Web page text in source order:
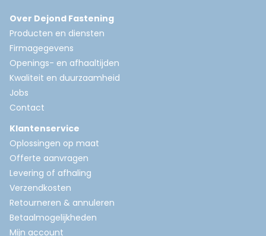
Over Dejond Fastening
Producten en diensten
Firmagegevens
Openings- en afhaaltijden
Kwaliteit en duurzaamheid
Jobs
Contact
Klantenservice
Oplossingen op maat
Offerte aanvragen
Levering of afhaling
Verzendkosten
Retourneren & annuleren
Betaalmogelijkheden
Mijn account